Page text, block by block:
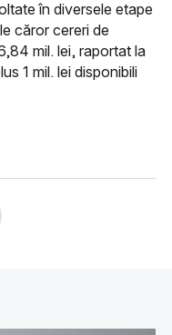
în diversele etape
căror cereri de
mil. lei, raportat la
1 mil. lei disponibili